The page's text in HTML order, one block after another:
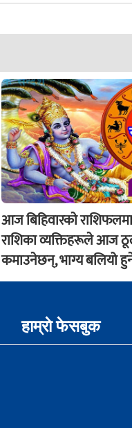
आज बिहिवारकाे
राशिका व्यक्तिहरूले आज
कमाउनेछन्, भाग्य बलियो
हाम्राे फेसबुक